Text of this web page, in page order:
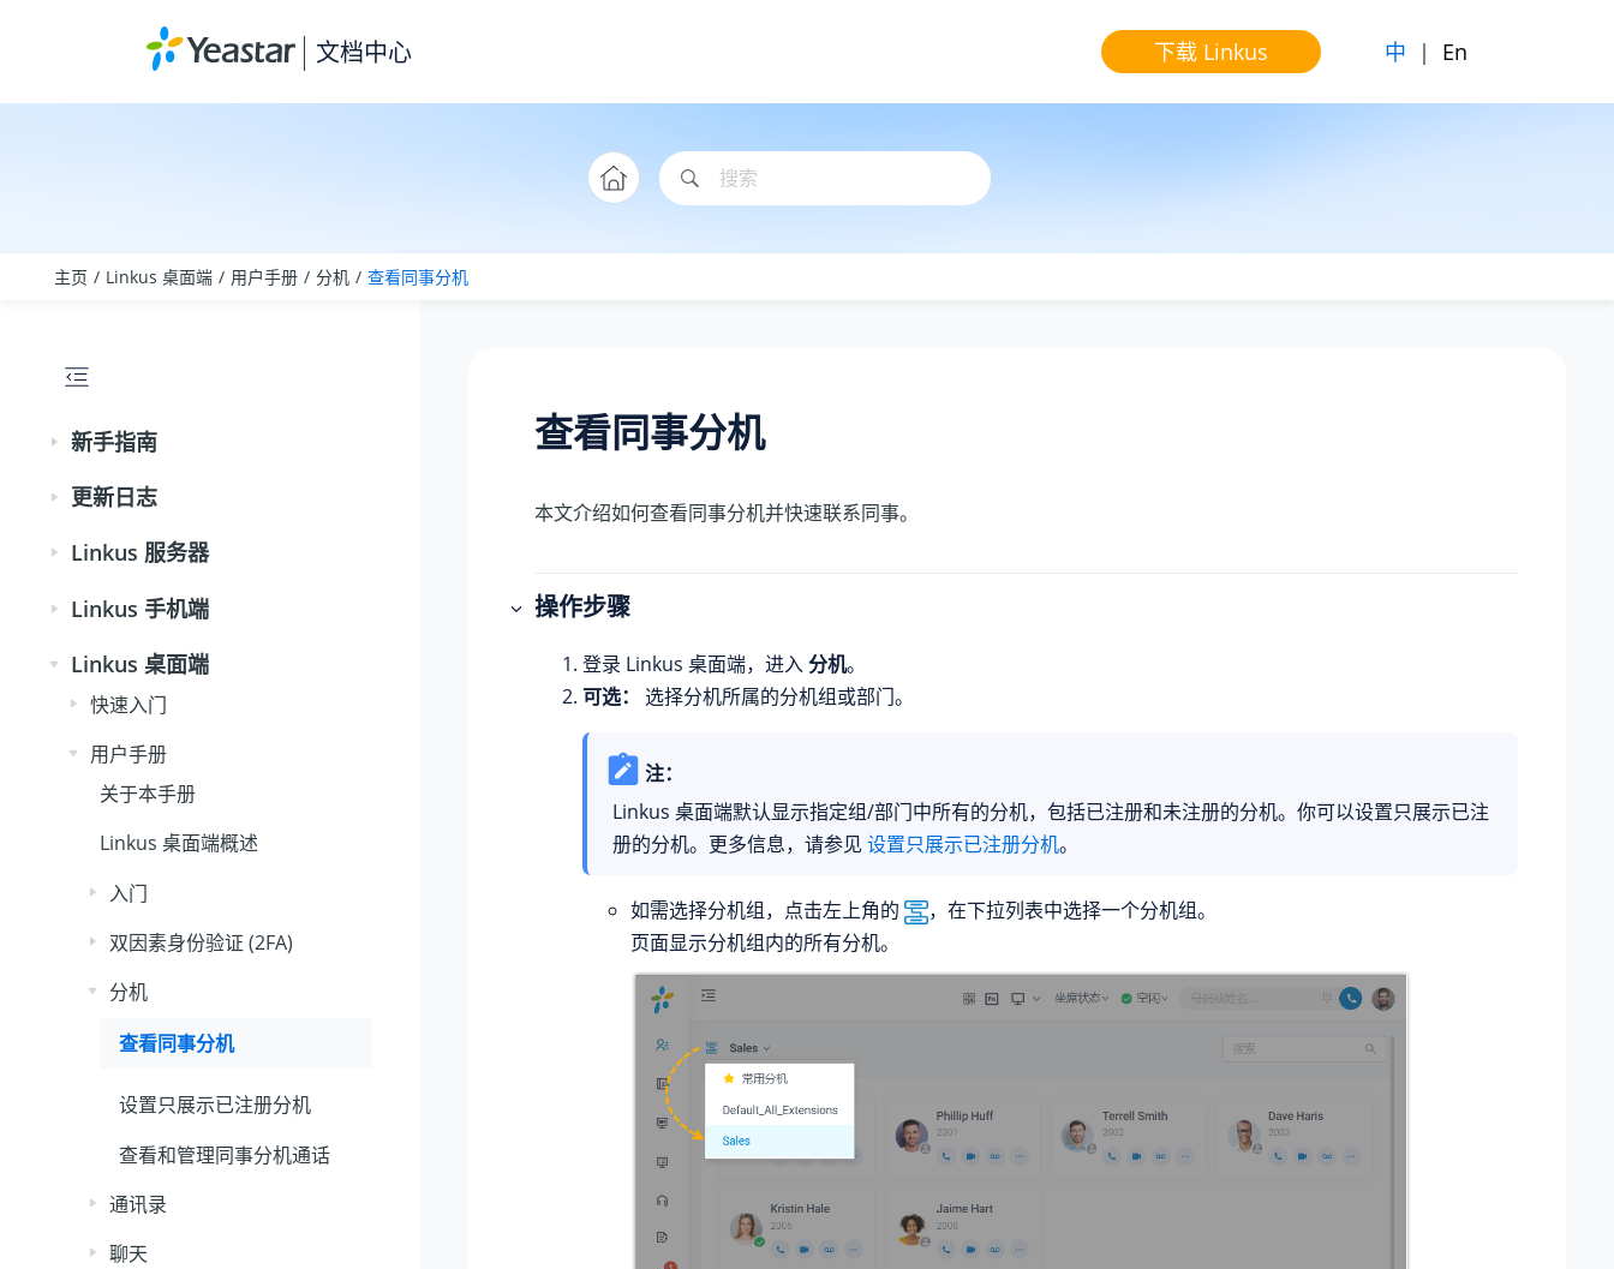
文档中心 下载 Linkus 中 | En
主页 Linkus 桌面端 用户手册 分机 查看同事分机
新手指南
更新日志
Linkus 服务器
Linkus 手机端
Linkus 桌面端
快速入门
用户手册
关于本手册
Linkus 桌面端概述
入门
双因素身份验证 (2FA)
分机
查看同事分机
设置只展示已注册分机
查看和管理同事分机通话
通讯录
聊天
查看同事分机
本文介绍如何查看同事分机并快速联系同事。
操作步骤
登录 Linkus 桌面端，进入分机。
可选：
选择分机所属的分机组或部门。
注：
Linkus 桌面端默认显示指定组/部门中所有的分机，包括已注册和未注册的分机。你可以设置只展示已注
册的分机。更多信息，请参见 设置只展示已注册分机。
如需选择分机组，点击左上角的
，在下拉列表中选择一个分机组。
页面显示分机组内的所有分机。